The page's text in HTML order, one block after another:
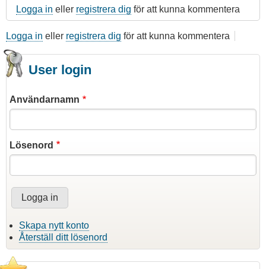
Logga in eller registrera dig för att kunna kommentera
Logga in eller registrera dig för att kunna kommentera
User login
Användarnamn
Lösenord
Skapa nytt konto
Återställ ditt lösenord